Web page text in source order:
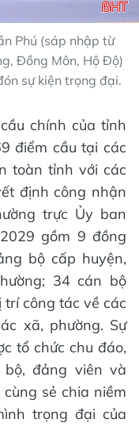
Phú (sáp nhập từ
Đồng Môn, Hộ Độ)
sự kiện trọng đại.
chính của tỉnh
điểm cầu tại các
toàn tỉnh với các
định công nhận
trực Ủy ban
gồm 9 đồng
bộ cấp huyện,
34 cán bộ
trí công tác về các
xã, phường. Sự
tổ chức chu đáo,
đảng viên và
sẻ chia niềm
trọng đại của